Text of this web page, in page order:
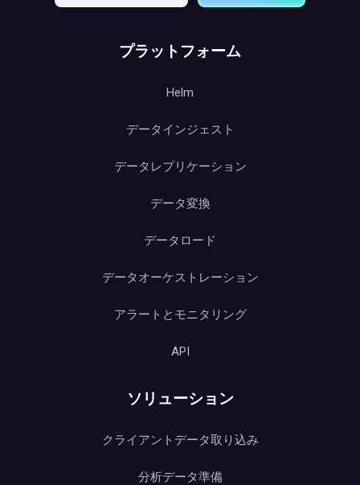
プラットフォーム
Helm
データインジェスト
データレプリケーション
データ変換
データロード
データオーケストレーション
アラートとモニタリング
API
ソリューション
クライアントデータ取り込み
分析データ準備